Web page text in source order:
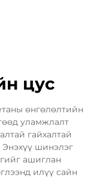
цус
өнгөлөлтийн
уламжлалт
гайхалтай
Энэхүү шинэлэг
ашиглан
илүү сайн